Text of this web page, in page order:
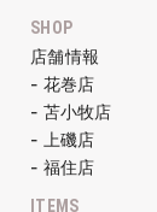
SHOP
店舗情報
- 花巻店
- 苫小牧店
- 上磯店
- 福住店
ITEMS